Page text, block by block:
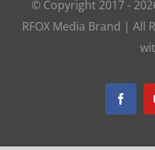
© Copyright 2017 -
RFOX Media Brand | All